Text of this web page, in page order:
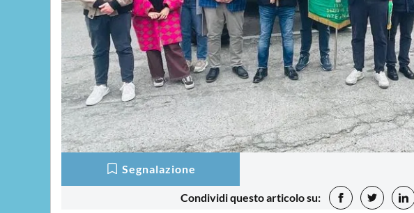
Segnalazione
Condividi questo articolo su: